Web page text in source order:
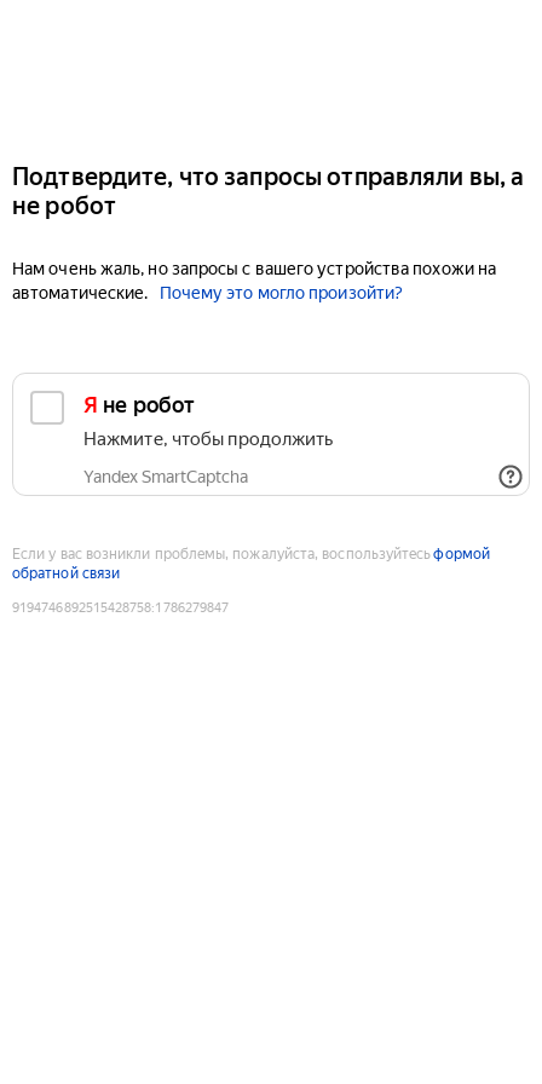
Подтвердите, что запросы отправляли вы, а
не робот
Нам очень жаль, но запросы с вашего устройства похожи на
автоматические.
Почему это могло произойти?
Я не робот
Нажмите, чтобы продолжить
Yandex SmartCaptcha
Если у вас возникли проблемы, пожалуйста, воспользуйтесьформой
обратной связи
9194746892515428758:1786279847